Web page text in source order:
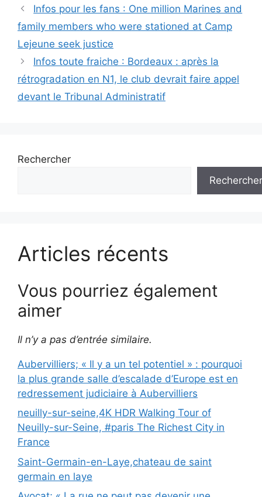
Navigation
des
articles
Infos pour les fans : One million Marines and
family members who were stationed at Camp
Lejeune seek justice
Infos toute fraiche : Bordeaux : après la
rétrogradation en N1, le club devrait faire appel
devant le Tribunal Administratif
Rechercher
Rechercher
Articles récents
Vous pourriez également
aimer
Il n’y a pas d’entrée similaire.
Aubervilliers; « Il y a un tel potentiel » : pourquoi
la plus grande salle d’escalade d’Europe est en
redressement judiciaire à Aubervilliers
neuilly-sur-seine,4K HDR Walking Tour of
Neuilly-sur-Seine, #paris The Richest City in
France
Saint-Germain-en-Laye,chateau de saint
germain en laye